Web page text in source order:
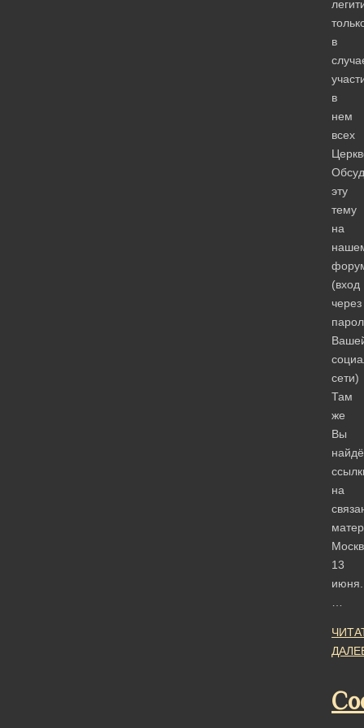
в
в
нем
всех
эту
тему
на
(вход
через
сети)
Там
же
Вы
на
13
июня.
…